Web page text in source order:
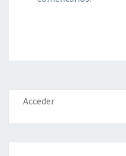
Acceder